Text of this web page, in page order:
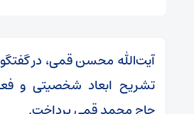
آیت‌الله محسن قمی، در گفتگو
تشریح ابعاد شخصیتی و